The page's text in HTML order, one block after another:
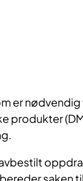
er
produkter
saken